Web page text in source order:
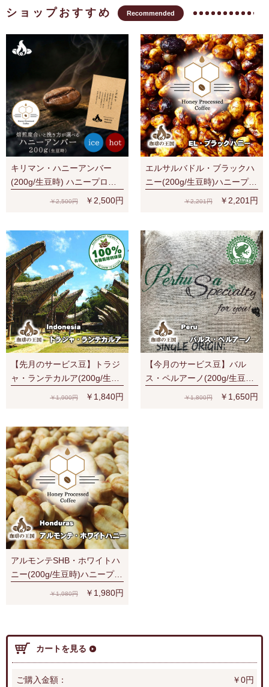
ショップおすすめ Recommended
キリマン・ハニーアンバー
(200g/生豆時) ハニープロセ
￥2,500円 ￥2,500円
エルサルバドル・ブラックハ
ニー(200g/生豆時)ハニープロ
￥2,201円 ￥2,201円
【先月のサービス豆】トラジ
ャ・ランテカルア(200g/生豆
時)有機栽培コーヒー豆 無農
￥1,900円 ￥1,840円
【今月のサービス豆】バル
ス・ペルアーノ(200g/生豆
時)RA認証 スペシャルティ 芳
￥1,800円 ￥1,650円
アルモンテSHB・ホワイトハ
ニー(200g/生豆時)ハニープロ
￥1,980円 ￥1,980円
カートを見る
ご購入金額： ￥0円